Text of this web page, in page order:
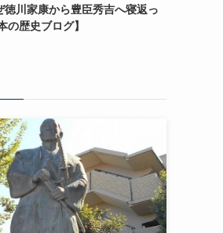
徳川家康から豊臣秀吉へ寝返っ
の歴史ブログ】